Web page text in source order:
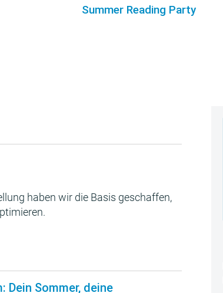
Summer Reading Party
haben wir die Basis geschaffen,
Dein Sommer, deine